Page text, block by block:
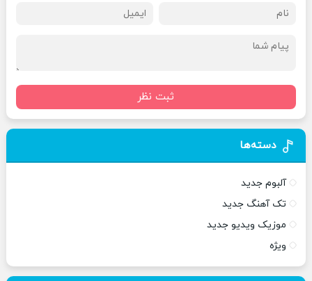
ثبت نظر
دسته‌ها
آلبوم جدید
تک آهنگ جدید
موزیک ویدیو جدید
ویژه